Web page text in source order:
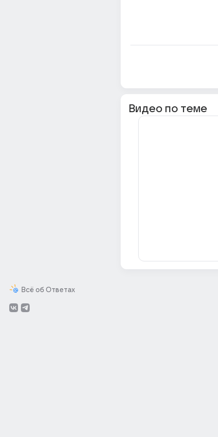
Всё об Ответах
Видео по теме